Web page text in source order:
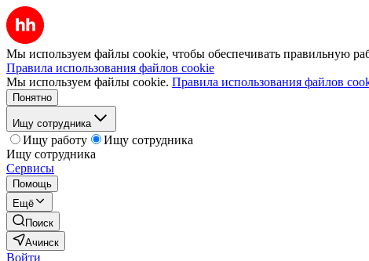
Мы используем файлы cookie, чтобы обеспечивать правильную
Правила использования файлов cookie
Мы используем файлы cookie. Правила использования файлов
Понятно
Ищу сотрудника
Ищу работу
Ищу сотрудника
Ищу сотрудника
Сервисы
Помощь
Ещё
Поиск
Ачинск
Войти